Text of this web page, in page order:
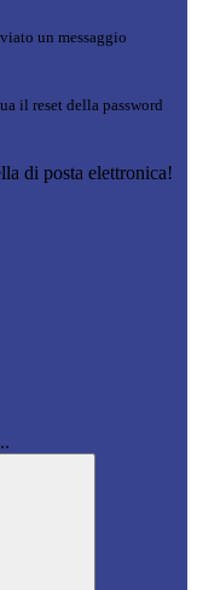
un messaggio
il reset della password
di posta elettronica!